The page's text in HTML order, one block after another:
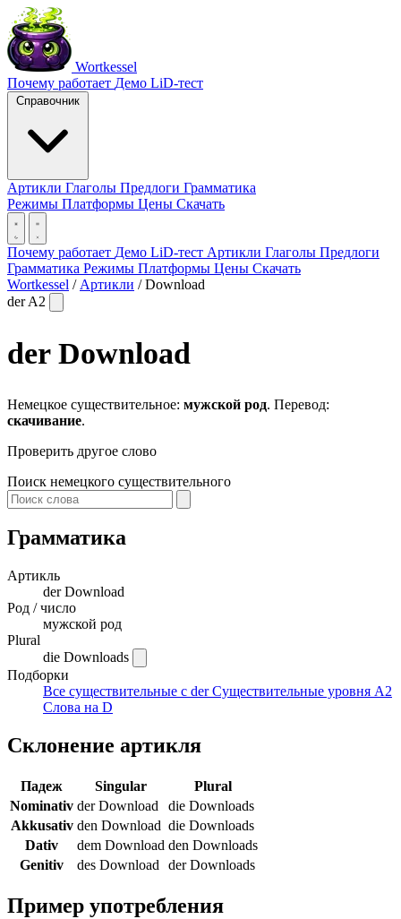
Wortkessel
Почему работает Демо LiD-тест
Справочник
Артикли Глаголы Предлоги Грамматика
Режимы Платформы Цены Скачать
Почему работает Демо LiD-тест Артикли Глаголы Предлоги
Грамматика Режимы Платформы Цены Скачать
Wortkessel / Артикли / Download
derA2
derDownload
Немецкое существительное: мужской род. Перевод:
скачивание.
Проверить другое слово
Поиск немецкого существительного
Грамматика
Артикль
derDownload
Род / число
мужской род
Plural
die Downloads
Подборки
Все существительные с derСуществительные уровня A2
Слова на D
Склонение артикля
Падеж Singular
Plural
Nominativ der Download
die Downloads
Akkusativ den Download die Downloads
Dativ
dem Download den Downloads
Genitiv
des Download der Downloads
Пример употребления